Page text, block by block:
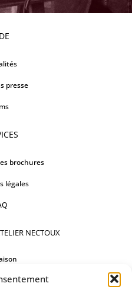
presse
brochures
légales
NECTOUX